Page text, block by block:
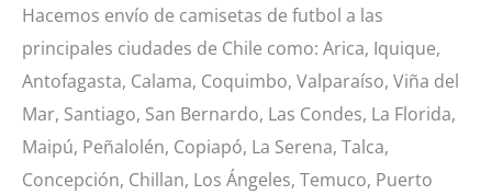
Hacemos envío de camisetas de futbol a las
principales ciudades de Chile como: Arica, Iquique,
Antofagasta, Calama, Coquimbo, Valparaíso, Viña del
Mar, Santiago, San Bernardo, Las Condes, La Florida,
Maipú, Peñalolén, Copiapó, La Serena, Talca,
Concepción, Chillan, Los Ángeles, Temuco, Puerto